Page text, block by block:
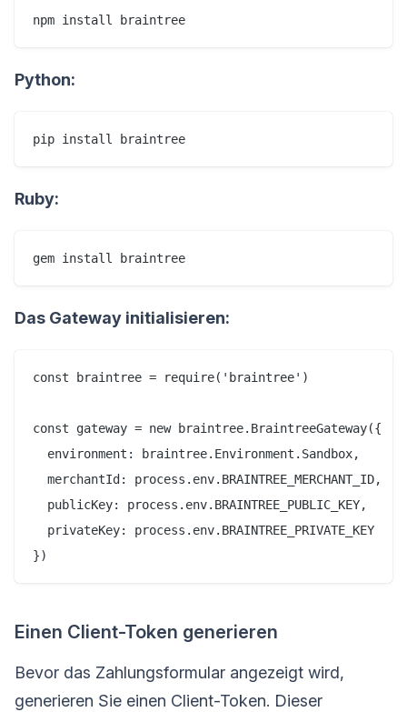
Python:
Ruby:
Das Gateway initialisieren:
const braintree = require('braintree')
const gateway = new braintree.BraintreeGateway({
  environment: braintree.Environment.Sandbox,
  merchantId: process.env.BRAINTREE_MERCHANT_ID,
  publicKey: process.env.BRAINTREE_PUBLIC_KEY,
  privateKey: process.env.BRAINTREE_PRIVATE_KEY
Einen Client-Token generieren
Bevor das Zahlungsformular angezeigt wird,
generieren Sie einen Client-Token. Dieser